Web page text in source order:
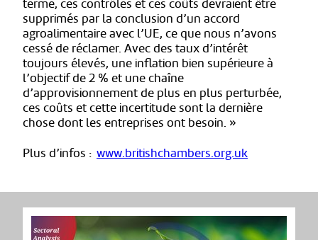
terme, ces contrôles et ces coûts devraient être
supprimés par la conclusion d’un accord
agroalimentaire avec l’UE, ce que nous n’avons
cessé de réclamer. Avec des taux d’intérêt
toujours élevés, une inflation bien supérieure à
l’objectif de 2 % et une chaîne
d’approvisionnement de plus en plus perturbée,
ces coûts et cette incertitude sont la dernière
chose dont les entreprises ont besoin. »
Plus d’infos : www.britishchambers.org.uk